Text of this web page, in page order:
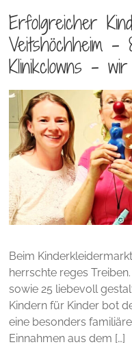
Erfolgreicher
Veitshöchheim
Klinikclowns –
Beim
herrschte reges
sowie 25 liebevoll
Kindern für Kinder bot
eine besonders
Einnahmen aus dem […]